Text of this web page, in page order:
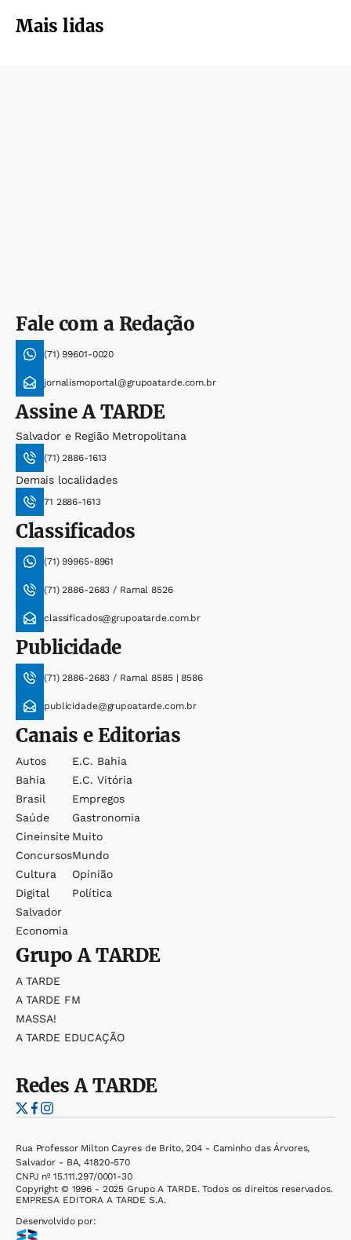
Mais lidas
Fale com a Redação
(71) 99601-0020
jornalismoportal@grupoatarde.com.br
AssineA TARDE
Salvador e Região Metropolitana
(71) 2886-1613
Demais localidades
71 2886-1613
Classificados
(71) 99965-8961
(71) 2886-2683 / Ramal 8526
classificados@grupoatarde.com.br
Publicidade
(71) 2886-2683 / Ramal 8585 | 8586
publicidade@grupoatarde.com.br
Canais e Editorias
Autos
Bahia
Brasil
Saúde
Cineinsite
Concursos
Cultura
Digital
Salvador
Economia
E.c. Bahia
E.c. Vitória
Empregos
Gastronomia
Muito
Mundo
Opinião
Política
GrupoA TARDE
A TARDE
A TARDE FM
MASSA!
A TARDE EDUCAÇÃO
RedesA TARDE
Rua Professor Milton Cayres de Brito, 204 - Caminho das Árvores,
Salvador - BA, 41820-570
CNPJ nº 15.111.297/0001-30
Copyright © 1996 - 2025 Grupo A TARDE. Todos os direitos reservados.
EMPRESA EDITORA A TARDE S.A.
Desenvolvido por: